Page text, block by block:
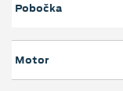
Pobočka
Motor